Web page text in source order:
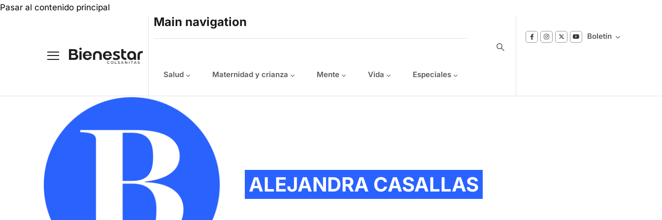
Pasar al contenido principal
Main navigation
Salud Maternidad y crianza Mente Vida Especiales
Boletín
ALEJANDRA CASALLAS